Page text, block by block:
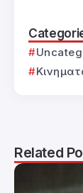
Related